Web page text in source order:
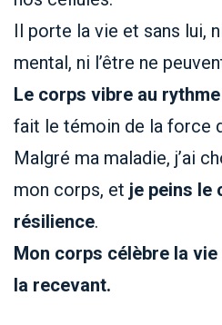
Il porte la vie et sans lui,
mental, ni l’être ne
Le corps vibre au rythme
fait le témoin de la force
Malgré ma maladie, j’ai
mon corps, et je peins le
résilience.
Mon corps célèbre la
la recevant.